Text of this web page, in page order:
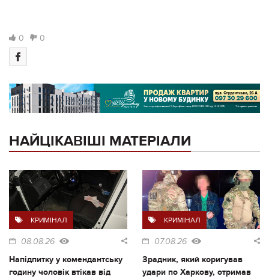
0 0
НАЙЦІКАВІШІ МАТЕРІАЛИ
КРИМІНАЛ
08.08.26
Напідпитку у комендантську
годину чоловік втікав від
КРИМІНАЛ
07.08.26
Зрадник, який коригував
удари по Харкову, отримав